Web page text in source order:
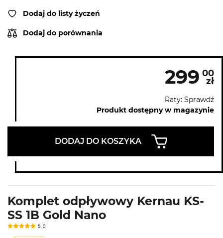
Dodaj do listy życzeń
Dodaj do porównania
299 00
zł
Raty: Sprawdź
Produkt dostępny w magazynie
DODAJ DO KOSZYKA
Komplet odpływowy Kernau KS-
SS 1B Gold Nano
5.0